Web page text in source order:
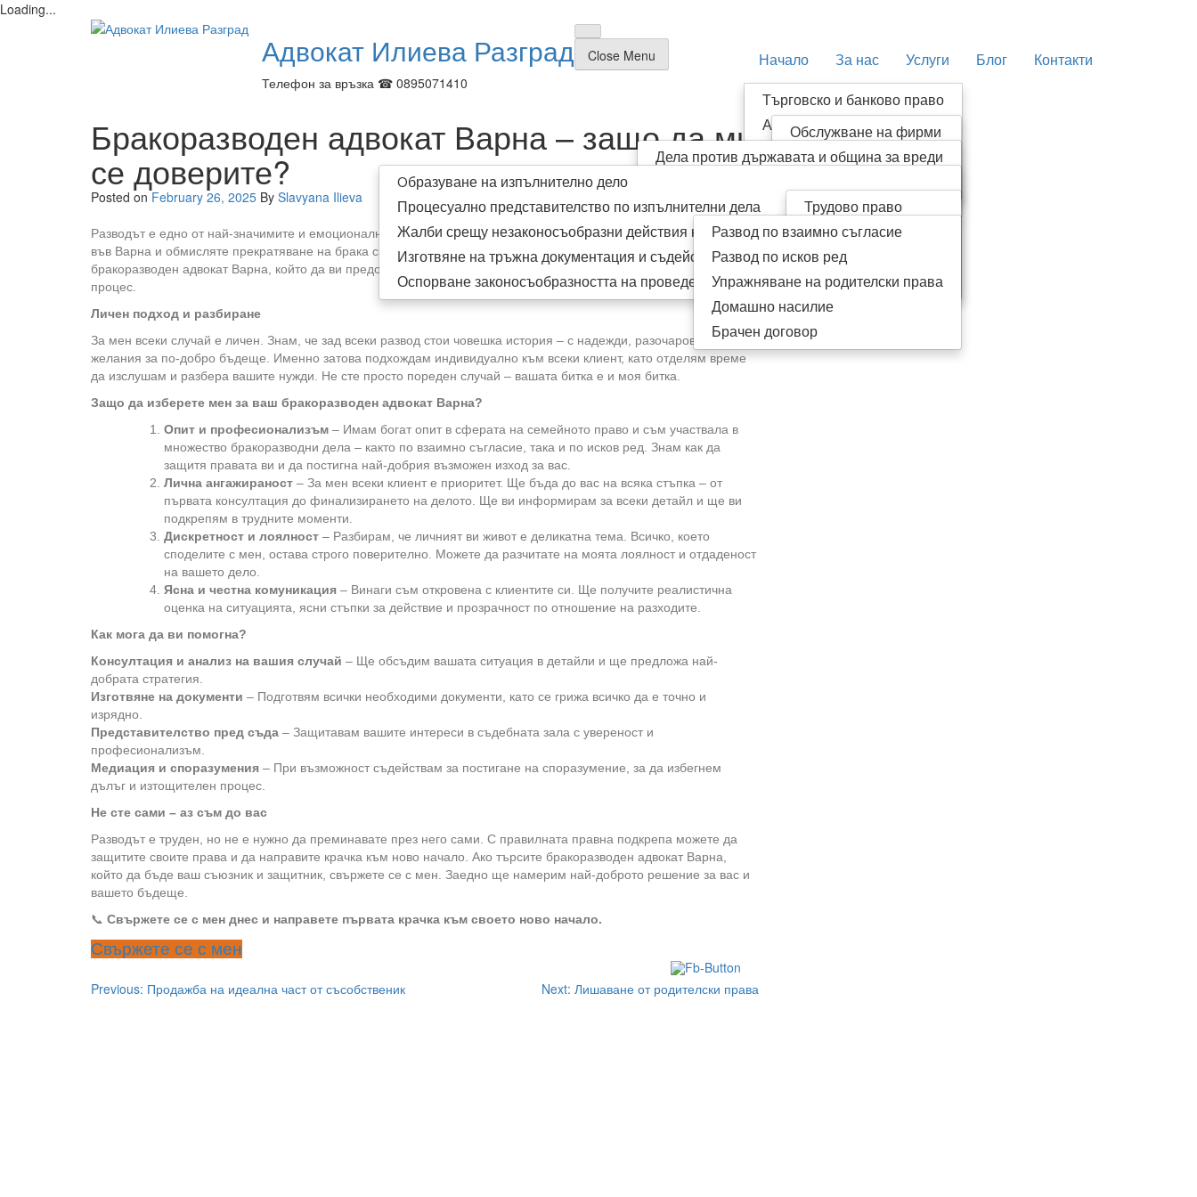
Loading...
Адвокат Илиева Разград
Телефон за връзка ☎ 0895071410
Начало За нас Услуги
Търговско и банково право
Обслужване на фирми
Регистрация на фирми
Административно право
Дела против държавата и община за вреди
Изпълнително право
Oбразуване на изпълнително дело
Процесуално представителство по изпълнителни дела
Жалби срещу незаконосъобразни действия на съдебния изпълнител
Изготвяне на тръжна документация и съдействие при участие в публични търгове
Оспорване законосъобразността на проведени публични търгове
Трудово право
Имотни казуси
Лекарски грешки
Наследствено право
Семейно право
Развод по взаимно съгласие
Развод по исков ред
Упражняване на родителски права
Домашно насилие
Брачен договор
Блог Контакти
Close Menu
Бракоразводен адвокат Варна – защо да ми
се доверите?
Posted on February 26, 2025 By Slavyana Ilieva
Разводът е едно от най-значимите и емоционално натоварващи събития в живота на човек. Ако се намирате
във Варна и обмисляте прекратяване на брака си, е от съществено значение да се консултирате с опитен
бракоразводен адвокат Варна, който да ви предостави професионална правна помощ и подкрепа през целия
процес.
Личен подход и разбиране
За мен всеки случай е личен. Знам, че зад всеки развод стои човешка история – с надежди, разочарования и
желания за по-добро бъдеще. Именно затова подхождам индивидуално към всеки клиент, като отделям време
да изслушам и разбера вашите нужди. Не сте просто пореден случай – вашата битка е и моя битка.
Защо да изберете мен за ваш бракоразводен адвокат Варна?
Опит и професионализъм – Имам богат опит в сферата на семейното право и съм участвала в
множество бракоразводни дела – както по взаимно съгласие, така и по исков ред. Знам как да
защитя правата ви и да постигна най-добрия възможен изход за вас.
Лична ангажираност – За мен всеки клиент е приоритет. Ще бъда до вас на всяка стъпка – от
първата консултация до финализирането на делото. Ще ви информирам за всеки детайл и ще ви
подкрепям в трудните моменти.
Дискретност и лоялност – Разбирам, че личният ви живот е деликатна тема. Всичко, което
споделите с мен, остава строго поверително. Можете да разчитате на моята лоялност и отдаденост
на вашето дело.
Ясна и честна комуникация – Винаги съм откровена с клиентите си. Ще получите реалистична
оценка на ситуацията, ясни стъпки за действие и прозрачност по отношение на разходите.
Как мога да ви помогна?
Консултация и анализ на вашия случай – Ще обсъдим вашата ситуация в детайли и ще предложа най-
добрата стратегия.
Изготвяне на документи – Подготвям всички необходими документи, като се грижа всичко да е точно и
изрядно.
Представителство пред съда – Защитавам вашите интереси в съдебната зала с увереност и
професионализъм.
Медиация и споразумения – При възможност съдействам за постигане на споразумение, за да избегнем
дълъг и изтощителен процес.
Не сте сами – аз съм до вас
Разводът е труден, но не е нужно да преминавате през него сами. С правилната правна подкрепа можете да
защитите своите права и да направите крачка към ново начало. Ако търсите бракоразводен адвокат Варна,
който да бъде ваш съюзник и защитник, свържете се с мен. Заедно ще намерим най-доброто решение за вас и
вашето бъдеще.
📞 Свържете се с мен днес и направете първата крачка към своето ново начало.
Свържете се с мен
Post
Previous: Продажба на идеална част от съсобственик Next: Лишаване от родителски права